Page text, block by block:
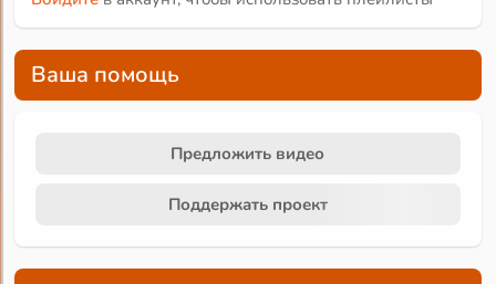
Ваша помощь
Предложить видео
Поддержать проект